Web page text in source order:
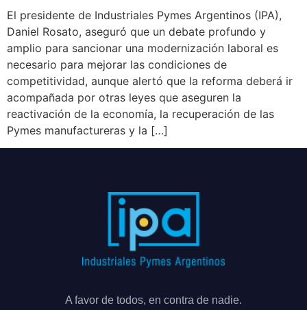
El presidente de Industriales Pymes Argentinos (IPA),
Daniel Rosato, aseguró que un debate profundo y
amplio para sancionar una modernización laboral es
necesario para mejorar las condiciones de
competitividad, aunque alertó que la reforma deberá ir
acompañada por otras leyes que aseguren la
reactivación de la economía, la recuperación de las
Pymes manufactureras y la […]
A favor de todos, en contra de nadie.